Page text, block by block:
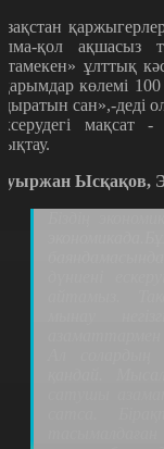
қол ақшасыз
ұлттық
көлемі
сан»,-деді
мақсат
Ысқақов,